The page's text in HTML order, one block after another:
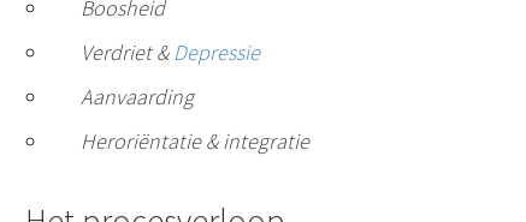
Boosheid
Verdriet &Depressie
Aanvaarding
Heroriëntatie & integratie